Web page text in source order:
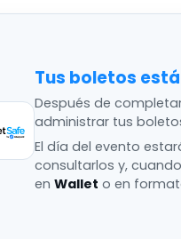
Tus boletos
Después de
administrar tus
El día del evento
consultarlos y,
en Wallet o en